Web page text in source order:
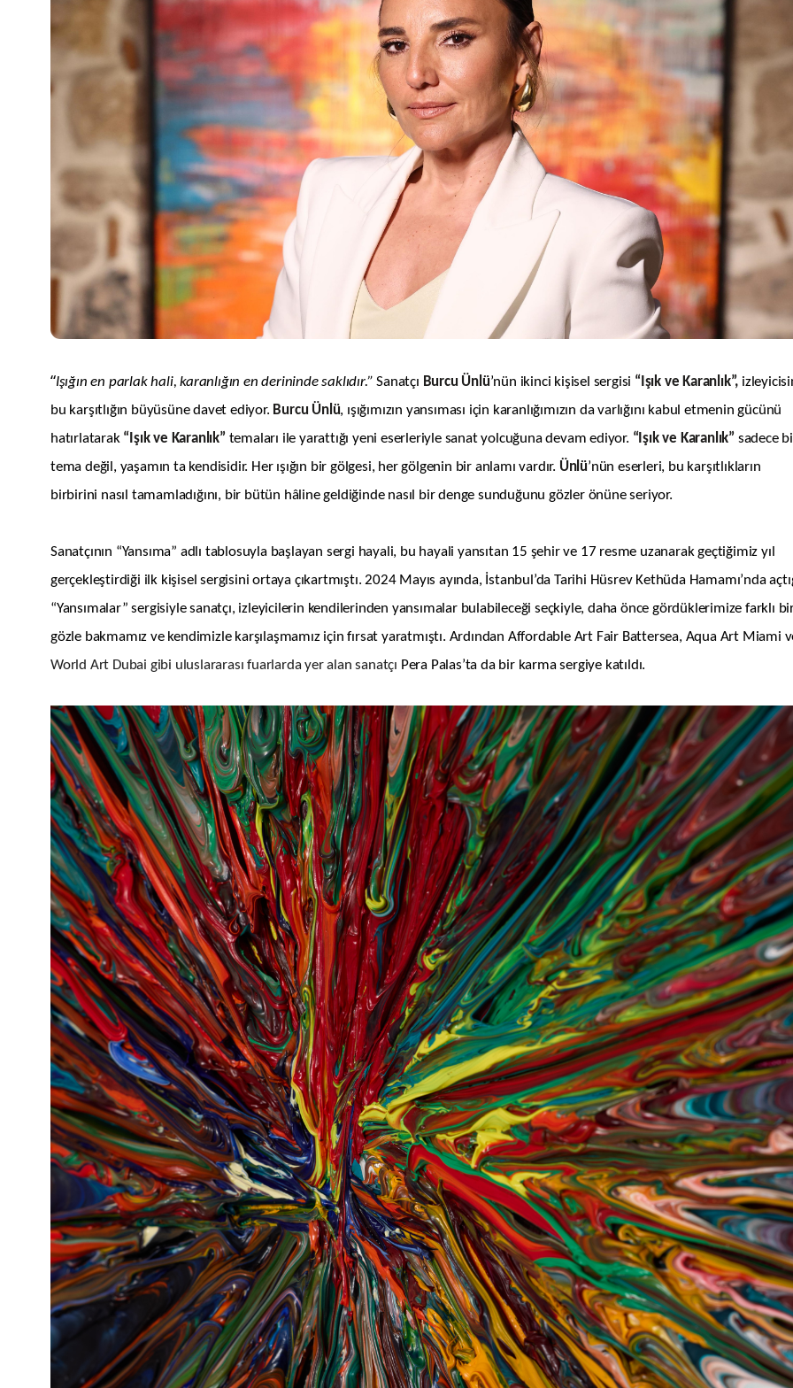
“Işığın en parlak hali, karanlığın en derininde saklıdır.”Sanatçı Burcu Ünlü’nün ikinci kişisel sergisi “ Işık ve Karanlık”,
bu karşıtlığın büyüsüne davet ediyor. Burcu Ünlü, ışığımızın yansıması için karanlığımızın da varlığını kabul etmenin gücünü
hatırlatarak “Işık ve Karanlık” temaları ile yarattığı yeni eserleriyle sanat yolcuğuna devam ediyor. “Işık ve Karanlık” sadece
tema değil, yaşamın ta kendisidir. Her ışığın bir gölgesi, her gölgenin bir anlamı vardır. Ünlü’nün eserleri, bu karşıtlıkların
birbirini nasıl tamamladığını, bir bütün hâline geldiğinde nasıl bir denge sunduğunu gözler önüne seriyor.
Sanatçının “Yansıma” adlı tablosuyla başlayan sergi hayali, bu hayali yansıtan 15 şehir ve 17 resme uzanarak geçtiğimiz yıl
gerçekleştirdiği ilk kişisel sergisini ortaya çıkartmıştı. 2024 Mayıs ayında, İstanbul’da Tarihi Hüsrev Kethüda Hamamı’nda
“Yansımalar” sergisiyle sanatçı, izleyicilerin kendilerinden yansımalar bulabileceği seçkiyle, daha önce gördüklerimize farklı
gözle bakmamız ve kendimizle karşılaşmamız için fırsat yaratmıştı. Ardından Affordable Art Fair Battersea, Aqua Art Miami
World Art Dubai gibi uluslararası fuarlarda yer alan sanatçı Pera Palas’ta da bir karma sergiye katıldı.